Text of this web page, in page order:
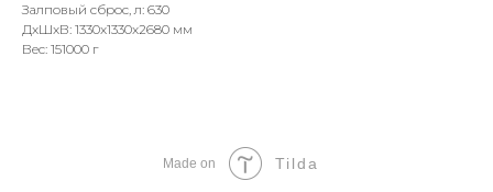
Залповый сброс, л: 630
ДxШxВ: 1330x1330x2680 мм
Вес: 151000 г
Made on Tilda